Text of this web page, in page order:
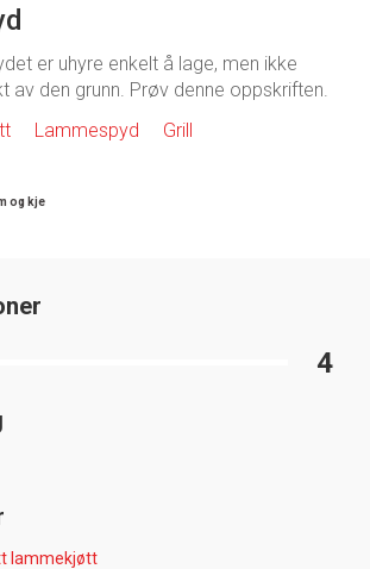
er uhyre enkelt å lage, men ikke
av den grunn. Prøv denne oppskriften.
Lammespyd Grill
og kje
4
lammekjøtt